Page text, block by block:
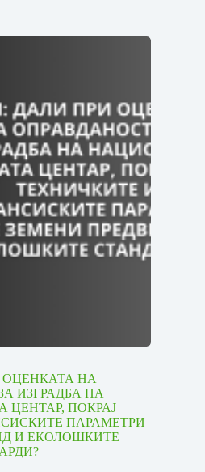
НА
ИЗГРАДБА НА
ПОКРАЈ
ПАРАМЕТРИ
И ЕКОЛОШКИТЕ